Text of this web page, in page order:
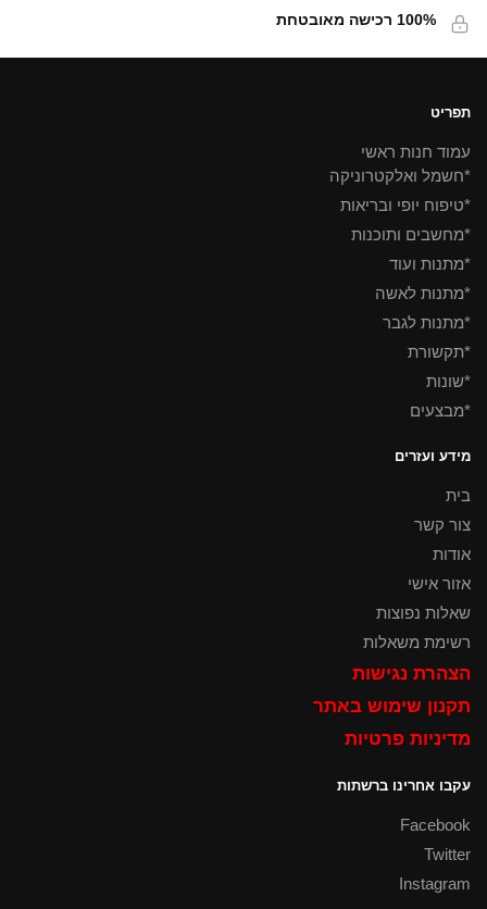
100% רכישה מאובטחת
תפריט
עמוד חנות ראשי
*חשמל ואלקטרוניקה
*טיפוח יופי ובריאות
*מחשבים ותוכנות
*מתנות ועוד
*מתנות לאשה
*מתנות לגבר
*תקשורת
*שונות
*מבצעים
מידע ועזרים
בית
צור קשר
אודות
אזור אישי
שאלות נפוצות
רשימת משאלות
הצהרת נגישות
תקנון שימוש באתר
מדיניות פרטיות
עקבו אחרינו ברשתות
Facebook
Twitter
Instagram